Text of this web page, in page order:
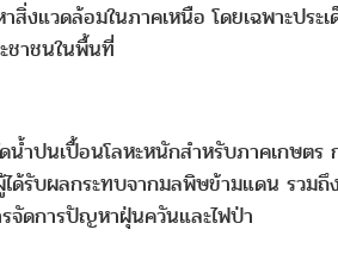
งแวดล้อมในภาคเหนือ โดยเฉพาะปร
ชาชนในพื้นที่
ปนเปื้อนโลหะหนักสำหรับภาคเกษตร
รับผลกระทบจากมลพิษข้ามแดน รวม
จัดการปัญหาฝุ่นควันและไฟป่า